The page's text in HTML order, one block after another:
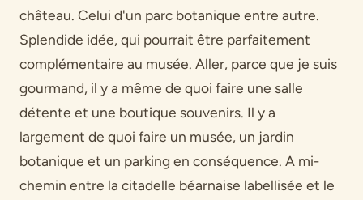
château. Celui d'un parc botanique entre autre.
Splendide idée, qui pourrait être parfaitement
complémentaire au musée. Aller, parce que je suis
gourmand, il y a même de quoi faire une salle
détente et une boutique souvenirs. Il y a
largement de quoi faire un musée, un jardin
botanique et un parking en conséquence. A mi-
chemin entre la citadelle béarnaise labellisée et le